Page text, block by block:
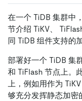
在一个 TiDB 集群中
节介绍 TiKV、
同 TiDB 组件支持的
部署好一个 TiDB 集
和 TiFlash 节点上。
上，例如用作为
够充分发挥静态加密